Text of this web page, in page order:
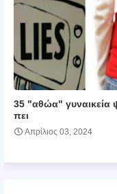
35 "αθώα" γυναικεία
πει
Απρίλιος 03, 2024